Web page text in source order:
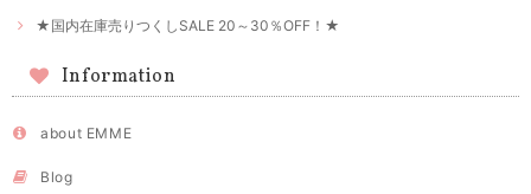
★国内在庫売りつくしSALE 20～30％OFF！★
Information
about EMME
Blog